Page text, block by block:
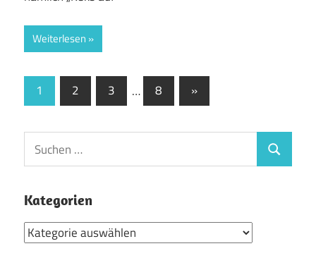
Weiterlesen
Seitennummerierung
Beiträge
1 2 3 … 8
Nächste
Beiträge
»
Suchen
nach:
Suchen
Kategorien
Kategorien